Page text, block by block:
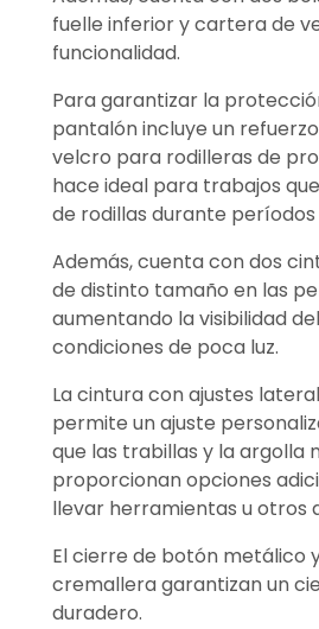
fuelle inferior y cartera de
funcionalidad.
Para garantizar la
pantalón incluye un
velcro para rodilleras de
hace ideal para trabajos
de rodillas durante
Además, cuenta con dos
de distinto tamaño en las
aumentando la visibilidad
condiciones de poca luz.
La cintura con ajustes
permite un ajuste
que las trabillas y la argolla
proporcionan opciones
llevar herramientas u otros
El cierre de botón metálico
cremallera garantizan un
duradero.